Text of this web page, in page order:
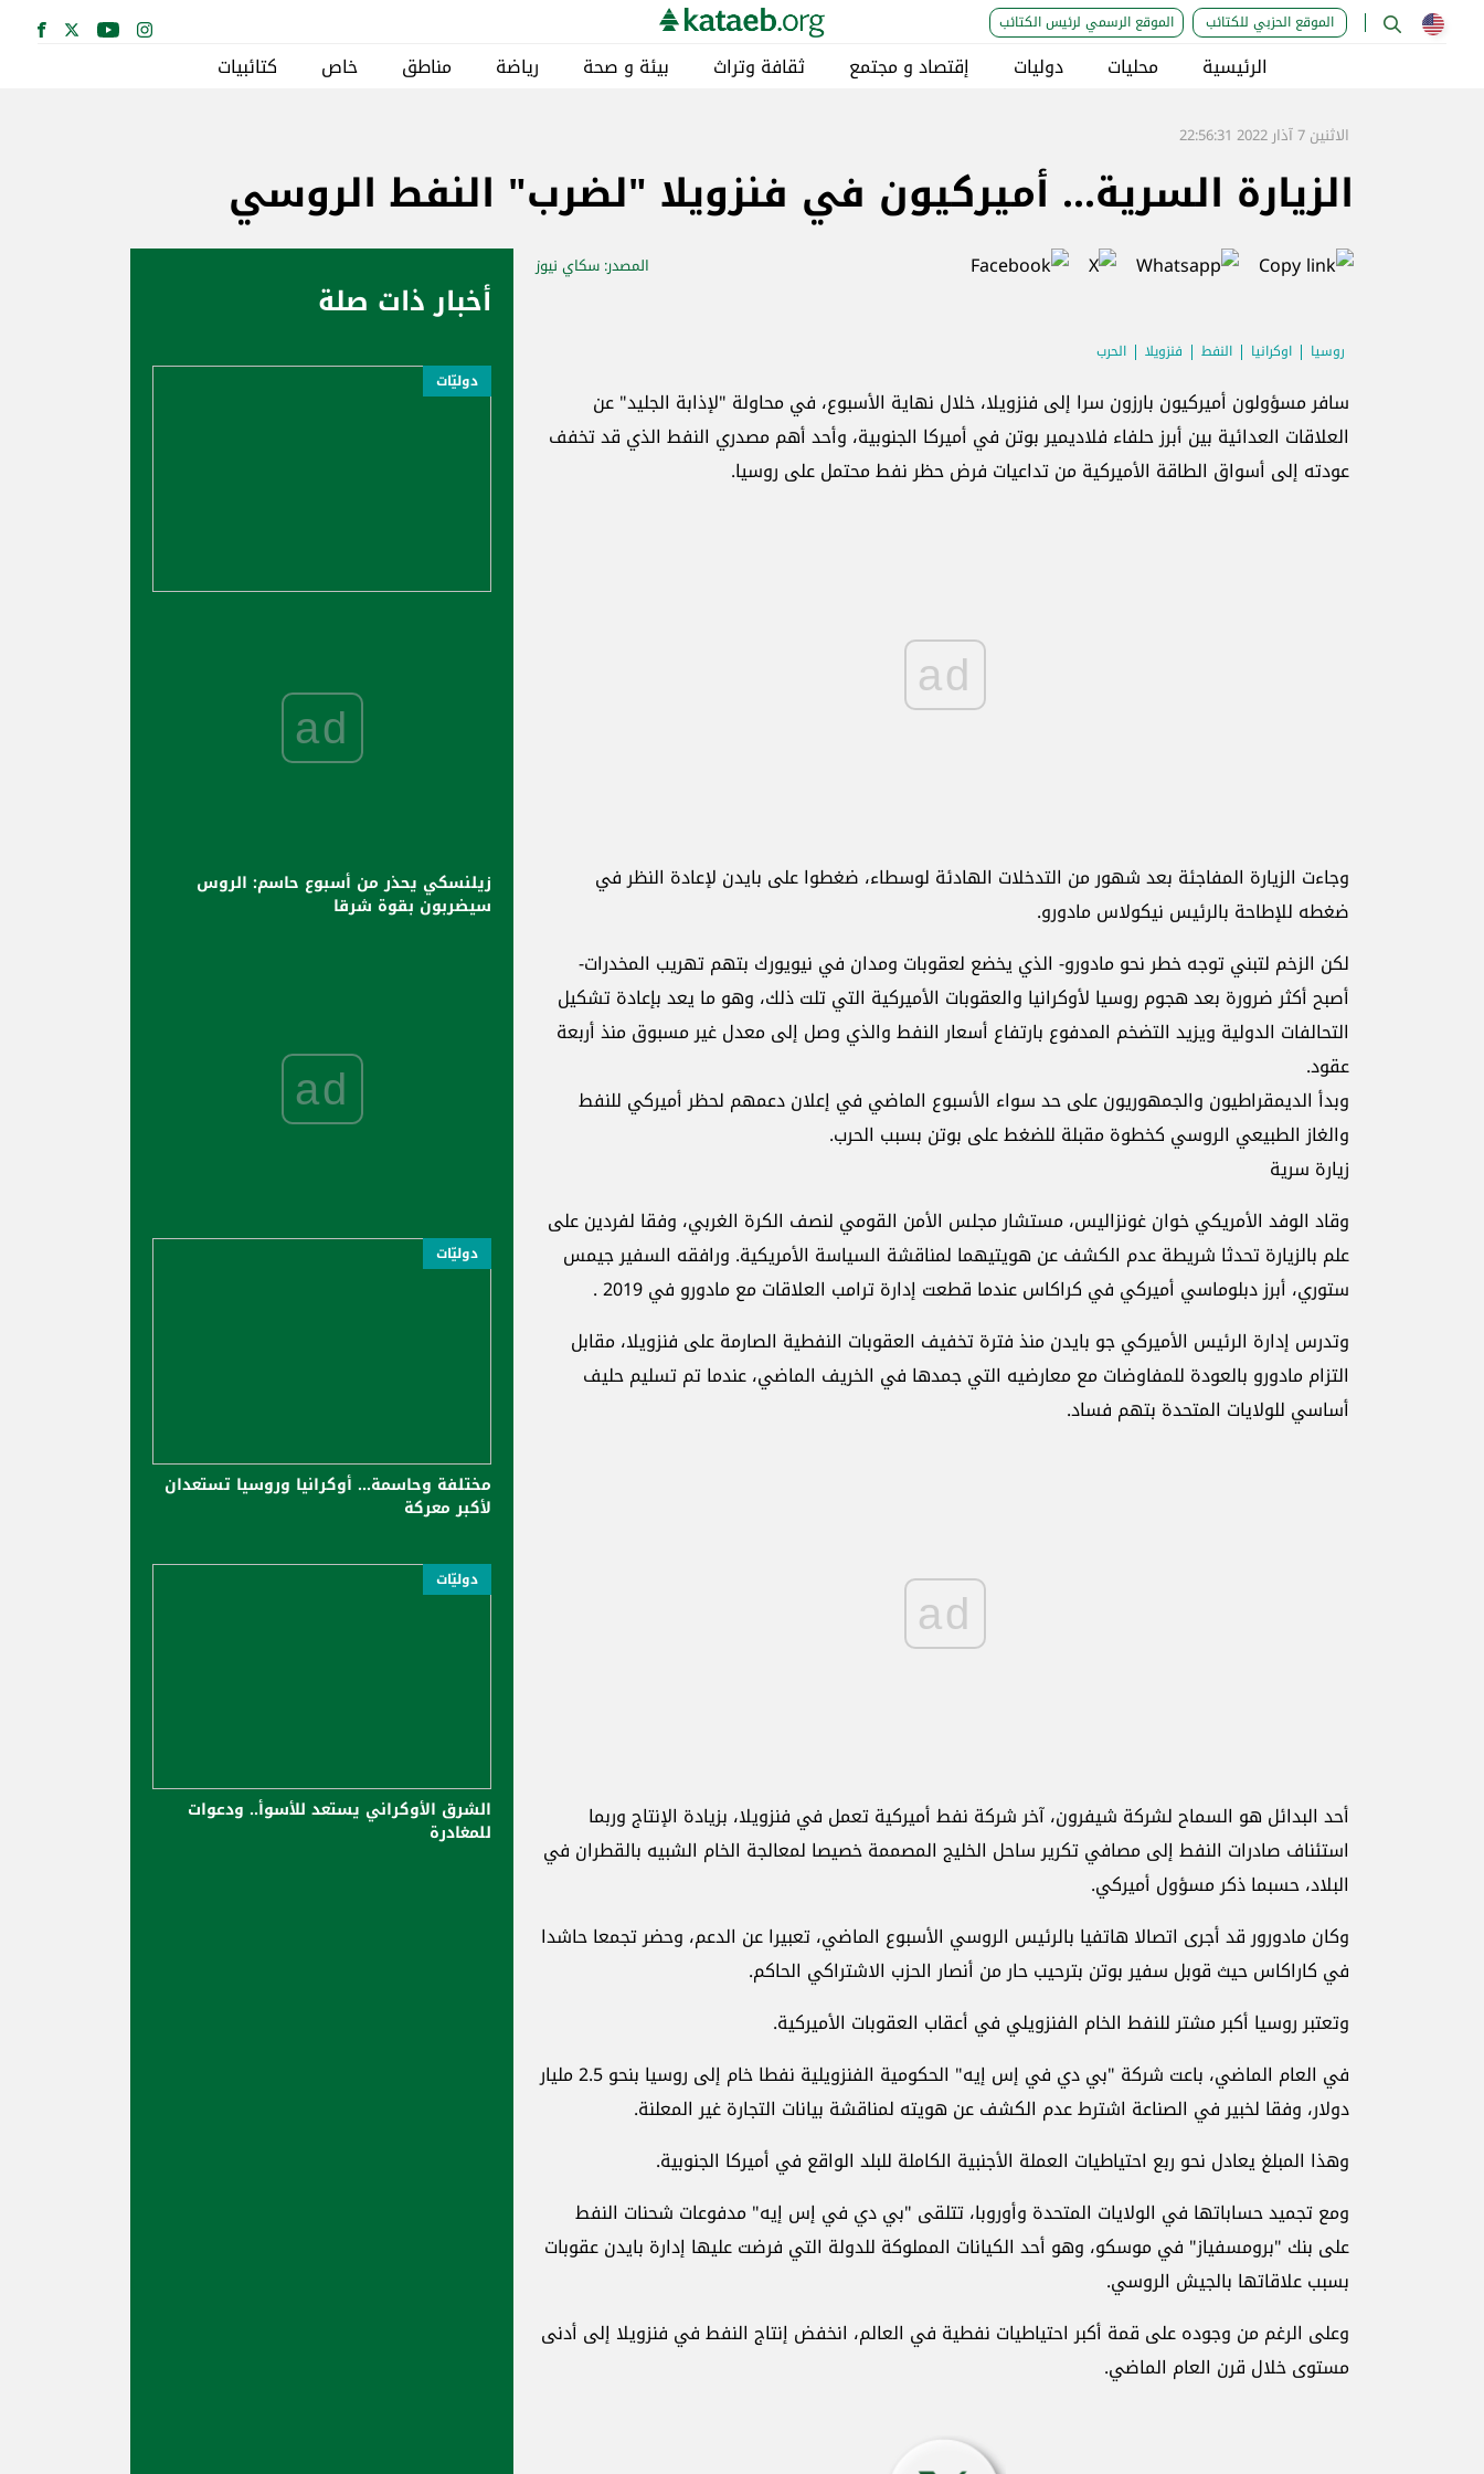
الموقع الحزبي للكتائب الموقع الرسمي لرئيس الكتائب
الرئيسية محليات دوليات إقتصاد و مجتمع ثقافة وتراث بيئة و صحة رياضة مناطق خاص كتائبيات
الاثنين 7 آذار 2022 22:56:31
الزيارة السرية... أميركيون في فنزويلا "لضرب" النفط الروسي
المصدر: سكاي نيوز
روسيا اوكرانيا النفط فنزويلا الحرب
سافر مسؤولون أميركيون بارزون سرا إلى فنزويلا، خلال نهاية الأسبوع، في محاولة "لإذابة الجليد" عن
العلاقات العدائية بين أبرز حلفاء فلاديمير بوتن في أميركا الجنوبية، وأحد أهم مصدري النفط الذي قد تخفف
عودته إلى أسواق الطاقة الأميركية من تداعيات فرض حظر نفط محتمل على روسيا.
ad
وجاءت الزيارة المفاجئة بعد شهور من التدخلات الهادئة لوسطاء، ضغطوا على بايدن لإعادة النظر في
ضغطه للإطاحة بالرئيس نيكولاس مادورو.
لكن الزخم لتبني توجه خطر نحو مادورو- الذي يخضع لعقوبات ومدان في نيويورك بتهم تهريب المخدرات-
أصبح أكثر ضرورة بعد هجوم روسيا لأوكرانيا والعقوبات الأميركية التي تلت ذلك، وهو ما يعد بإعادة تشكيل
التحالفات الدولية ويزيد التضخم المدفوع بارتفاع أسعار النفط والذي وصل إلى معدل غير مسبوق منذ أربعة
عقود.
وبدأ الديمقراطيون والجمهوريون على حد سواء الأسبوع الماضي في إعلان دعمهم لحظر أميركي للنفط
والغاز الطبيعي الروسي كخطوة مقبلة للضغط على بوتن بسبب الحرب.
زيارة سرية
وقاد الوفد الأمريكي خوان غونزاليس، مستشار مجلس الأمن القومي لنصف الكرة الغربي، وفقا لفردين على
علم بالزيارة تحدثا شريطة عدم الكشف عن هويتيهما لمناقشة السياسة الأمريكية. ورافقه السفير جيمس
ستوري، أبرز دبلوماسي أميركي في كراكاس عندما قطعت إدارة ترامب العلاقات مع مادورو في 2019 .
وتدرس إدارة الرئيس الأميركي جو بايدن منذ فترة تخفيف العقوبات النفطية الصارمة على فنزويلا، مقابل
التزام مادورو بالعودة للمفاوضات مع معارضيه التي جمدها في الخريف الماضي، عندما تم تسليم حليف
أساسي للولايات المتحدة بتهم فساد.
ad
أحد البدائل هو السماح لشركة شيفرون، آخر شركة نفط أميركية تعمل في فنزويلا، بزيادة الإنتاج وربما
استئناف صادرات النفط إلى مصافي تكرير ساحل الخليج المصممة خصيصا لمعالجة الخام الشبيه بالقطران في
البلاد، حسبما ذكر مسؤول أميركي.
وكان مادورور قد أجرى اتصالا هاتفيا بالرئيس الروسي الأسبوع الماضي، تعبيرا عن الدعم، وحضر تجمعا حاشدا
في كاراكاس حيث قوبل سفير بوتن بترحيب حار من أنصار الحزب الاشتراكي الحاكم.
وتعتبر روسيا أكبر مشتر للنفط الخام الفنزويلي في أعقاب العقوبات الأميركية.
في العام الماضي، باعت شركة "بي دي في إس إيه" الحكومية الفنزويلية نفطا خام إلى روسيا بنحو 2.5 مليار
دولار، وفقا لخبير في الصناعة اشترط عدم الكشف عن هويته لمناقشة بيانات التجارة غير المعلنة.
وهذا المبلغ يعادل نحو ربع احتياطيات العملة الأجنبية الكاملة للبلد الواقع في أميركا الجنوبية.
ومع تجميد حساباتها في الولايات المتحدة وأوروبا، تتلقى "بي دي في إس إيه" مدفوعات شحنات النفط
على بنك "برومسفياز" في موسكو، وهو أحد الكيانات المملوكة للدولة التي فرضت عليها إدارة بايدن عقوبات
بسبب علاقاتها بالجيش الروسي.
وعلى الرغم من وجوده على قمة أكبر احتياطيات نفطية في العالم، انخفض إنتاج النفط في فنزويلا إلى أدنى
مستوى خلال قرن العام الماضي.
أخبار ذات صلة
دوليّات
ad
زيلنسكي يحذر من أسبوع حاسم: الروس
سيضربون بقوة شرقا
ad
دوليّات
مختلفة وحاسمة... أوكرانيا وروسيا تستعدان
لأكبر معركة
دوليّات
الشرق الأوكراني يستعد للأسوأ.. ودعوات
للمغادرة